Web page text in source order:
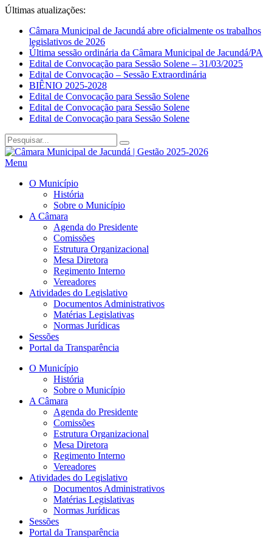
Últimas atualizações:
Câmara Municipal de Jacundá abre oficialmente os trabalhos
legislativos de 2026
Última sessão ordinária da Câmara Municipal de Jacundá/PA
Edital de Convocação para Sessão Solene – 31/03/2025
Edital de Convocação – Sessão Extraordinária
BIÊNIO 2025-2028
Edital de Convocação para Sessão Solene
Edital de Convocação para Sessão Solene
Edital de Convocação para Sessão Solene
Menu
O Município
História
Sobre o Município
A Câmara
Agenda do Presidente
Comissões
Estrutura Organizacional
Mesa Diretora
Regimento Interno
Vereadores
Atividades do Legislativo
Documentos Administrativos
Matérias Legislativas
Normas Jurídicas
Sessões
Portal da Transparência
O Município
História
Sobre o Município
A Câmara
Agenda do Presidente
Comissões
Estrutura Organizacional
Mesa Diretora
Regimento Interno
Vereadores
Atividades do Legislativo
Documentos Administrativos
Matérias Legislativas
Normas Jurídicas
Sessões
Portal da Transparência